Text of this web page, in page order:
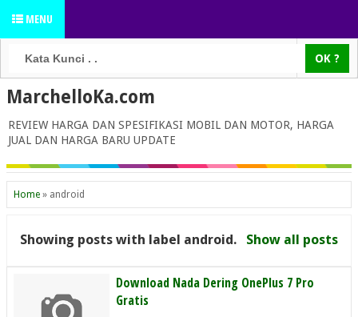
MENU
MarchelloKa.com
REVIEW HARGA DAN SPESIFIKASI MOBIL DAN MOTOR, HARGA
JUAL DAN HARGA BARU UPDATE
Home » android
Showing posts with label android. Show all posts
Download Nada Dering OnePlus 7 Pro
Gratis